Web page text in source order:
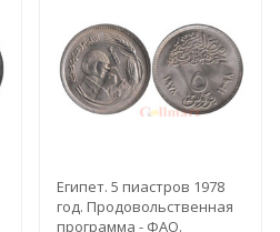
Египет. 5 пиастров 1978
год. Продовольственная
программа - ФАО.